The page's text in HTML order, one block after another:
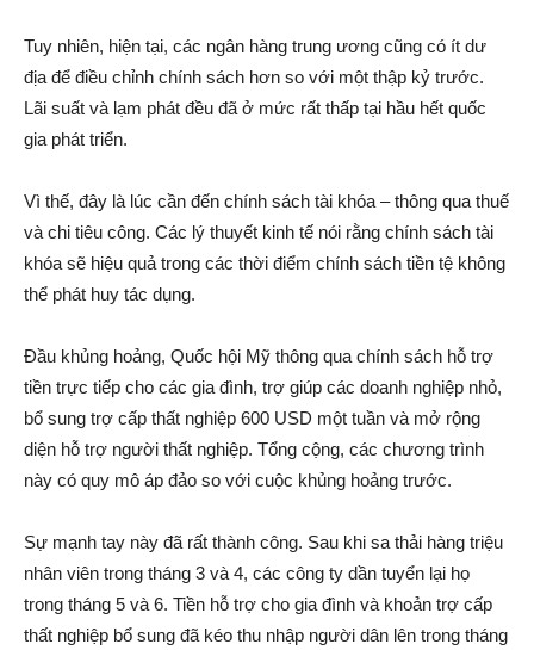
Tuy nhiên, hiện tại, các ngân hàng trung ương cũng có ít dư
địa để điều chỉnh chính sách hơn so với một thập kỷ trước.
Lãi suất và lạm phát đều đã ở mức rất thấp tại hầu hết quốc
gia phát triển.
Vì thế, đây là lúc cần đến chính sách tài khóa – thông qua thuế
và chi tiêu công. Các lý thuyết kinh tế nói rằng chính sách tài
khóa sẽ hiệu quả trong các thời điểm chính sách tiền tệ không
thể phát huy tác dụng.
Đầu khủng hoảng, Quốc hội Mỹ thông qua chính sách hỗ trợ
tiền trực tiếp cho các gia đình, trợ giúp các doanh nghiệp nhỏ,
bổ sung trợ cấp thất nghiệp 600 USD một tuần và mở rộng
diện hỗ trợ người thất nghiệp. Tổng cộng, các chương trình
này có quy mô áp đảo so với cuộc khủng hoảng trước.
Sự mạnh tay này đã rất thành công. Sau khi sa thải hàng triệu
nhân viên trong tháng 3 và 4, các công ty dần tuyển lại họ
trong tháng 5 và 6. Tiền hỗ trợ cho gia đình và khoản trợ cấp
thất nghiệp bổ sung đã kéo thu nhập người dân lên trong tháng